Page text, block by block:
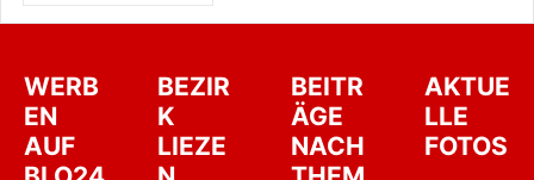
WERB
EN
AUF
BEZIR
K
LIEZE
BEITR
ÄGE
NACH
AKTUE
LLE
FOTOS